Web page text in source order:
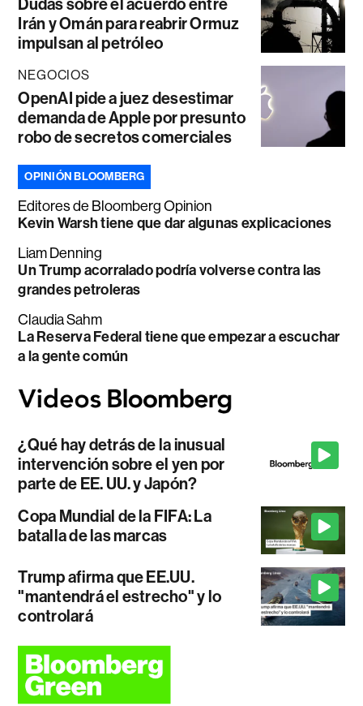
Dudas sobre el acuerdo entre
Irán y Omán para reabrir Ormuz
impulsan al petróleo
NEGOCIOS
OpenAI pide a juez desestimar
demanda de Apple por presunto
robo de secretos comerciales
OPINIÓN BLOOMBERG
Editores de Bloomberg Opinion
Kevin Warsh tiene que dar algunas explicaciones
Liam Denning
Un Trump acorralado podría volverse contra las
grandes petroleras
Claudia Sahm
La Reserva Federal tiene que empezar a escuchar
a la gente común
¿Qué hay detrás de la inusual
intervención sobre el yen por
parte de EE. UU. y Japón?
Copa Mundial de la FIFA: La
batalla de las marcas
Trump afirma que EE.UU.
"mantendrá el estrecho" y lo
controlará